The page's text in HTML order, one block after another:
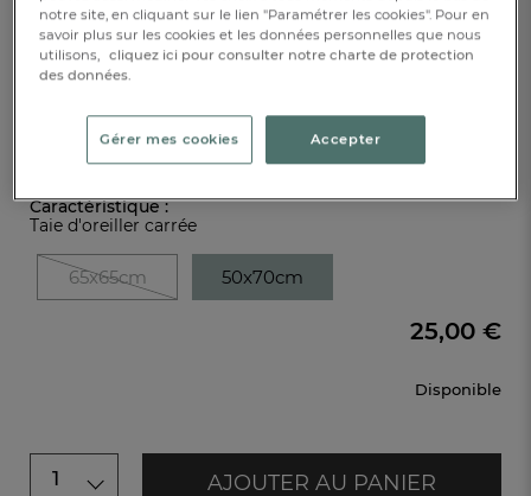
Caractéristique :
Taie d'oreiller carrée
65x65cm 50x70cm
Disponible
25,00 €
1 AJOUTER AU PANIER
notre site, en cliquant sur le lien "Paramétrer les cookies". Pour en
savoir plus sur les cookies et les données personnelles que nous
utilisons, cliquez ici pour consulter notre charte de protection
des données.
Gérer mes cookies Accepter